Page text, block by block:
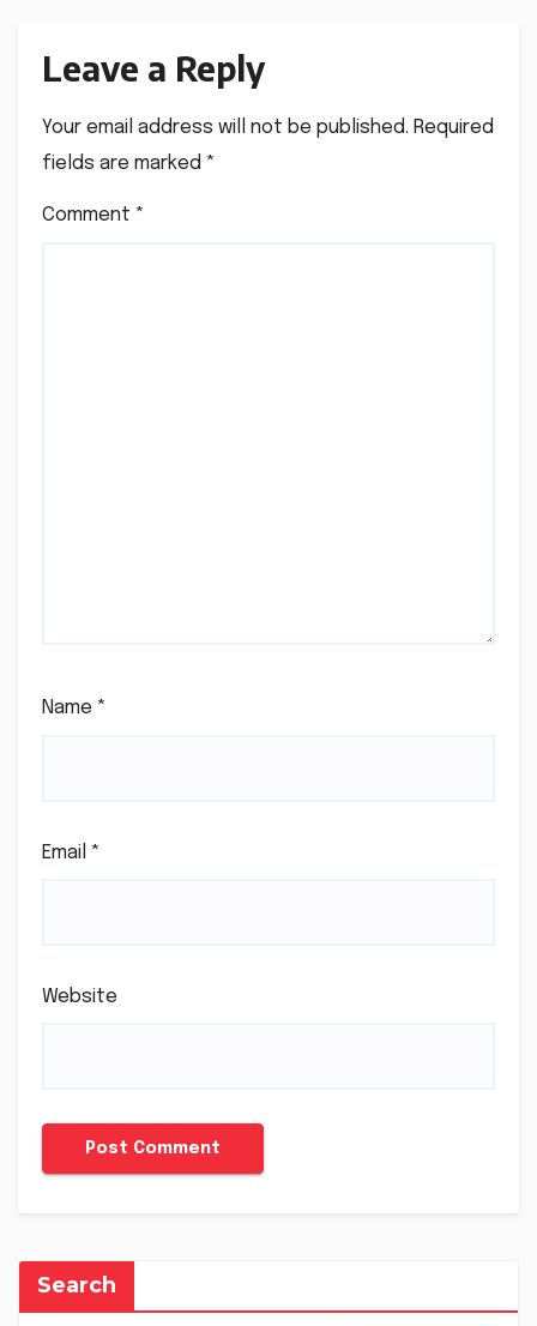
Leave a Reply
Your email address will not be published. Required
fields are marked *
Comment *
Name *
Email *
Website
Search